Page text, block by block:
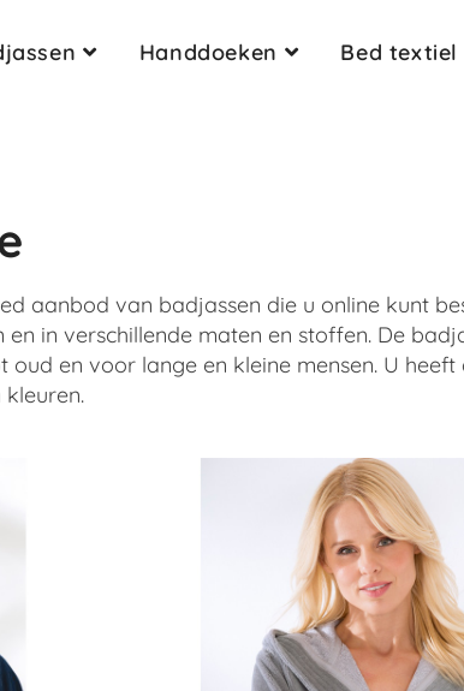
Handdoeken Bed textiel
aanbod van badjassen die u online kunt
in verschillende maten en stoffen. De
en voor lange en kleine mensen. U heeft
kleuren.